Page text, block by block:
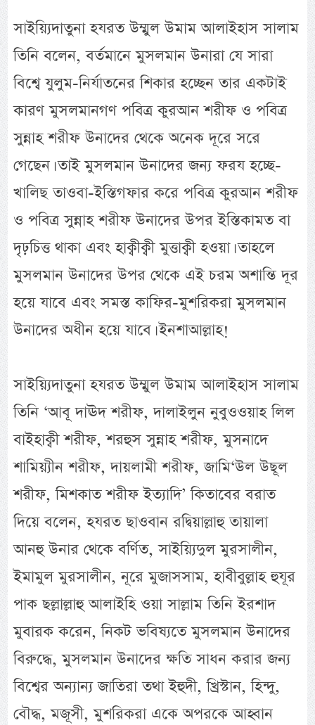
সাইয়্যিদাতুনা হযরত উম্মুল উমাম আলাইহাস সালাম
তিনি বলেন, বর্তমানে মুসলমান উনারা যে সারা
বিশ্বে যুলুম-নির্যাতনের শিকার হচ্ছেন তার একটাই
কারণ মুসলমানগণ পবিত্র কুরআন শরীফ ও পবিত্র
সুন্নাহ শরীফ উনাদের থেকে অনেক দূরে সরে
গেছেন। তাই মুসলমান উনাদের জন্য ফরয হচ্ছে-
খালিছ তাওবা-ইস্তিগফার করে পবিত্র কুরআন শরীফ
ও পবিত্র সুন্নাহ শরীফ উনাদের উপর ইস্তিকামত বা
দৃঢ়চিত্ত থাকা এবং হাক্বীক্বী মুত্তাক্বী হওয়া। তাহলে
মুসলমান উনাদের উপর থেকে এই চরম অশান্তি দূর
হয়ে যাবে এবং সমস্ত কাফির-মুশরিকরা মুসলমান
উনাদের অধীন হয়ে যাবে। ইনশাআল্লাহ!
সাইয়্যিদাতুনা হযরত উম্মুল উমাম আলাইহাস সালাম
তিনি ‘আবূ দাঊদ শরীফ, দালাইলুন নুবুওওয়াহ লিল
বাইহাক্বী শরীফ, শরহুস সুন্নাহ শরীফ, মুসনাদে
শামিয়্যীন শরীফ, দায়লামী শরীফ, জামি‘উল উছূল
শরীফ, মিশকাত শরীফ ইত্যাদি’ কিতাবের বরাত
দিয়ে বলেন, হযরত ছাওবান রদ্বিয়াল্লাহু তায়ালা
আনহু উনার থেকে বর্ণিত, সাইয়্যিদুল মুরসালীন,
ইমামুল মুরসালীন, নূরে মুজাসসাম, হাবীবুল্লাহ হুযূর
পাক ছল্লাল্লাহু আলাইহি ওয়া সাল্লাম তিনি ইরশাদ
মুবারক করেন, নিকট ভবিষ্যতে মুসলমান উনাদের
বিরুদ্ধে, মুসলমান উনাদের ক্ষতি সাধন করার জন্য
বিশ্বের অন্যান্য জাতিরা তথা ইহুদী, খ্রিস্টান, হিন্দু,
বৌদ্ধ, মজূসী, মুশরিকরা একে অপরকে আহ্বান